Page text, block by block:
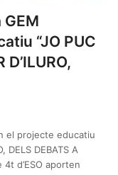
GEM
“JO PUC
D’ILURO,
el projecte educatiu
DELS DEBATS A
4t d’ESO aporten